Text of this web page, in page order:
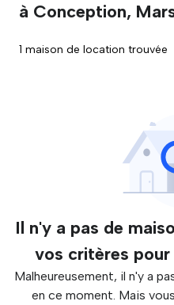
à Conception,
1 maison de location trouvée
Il n'y a pas de
vos critères
Malheureusement, il n'y a
en ce moment. Mais